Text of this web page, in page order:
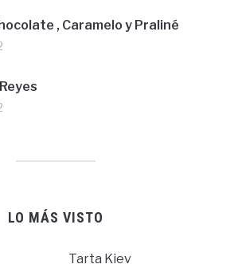
, Caramelo y Praliné
LO MÁS VISTO
Tarta Kiev